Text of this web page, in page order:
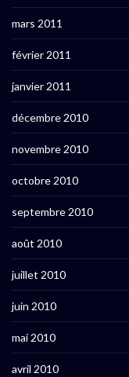
mars 2011
février 2011
janvier 2011
décembre 2010
novembre 2010
octobre 2010
septembre 2010
août 2010
juillet 2010
juin 2010
mai 2010
avril 2010